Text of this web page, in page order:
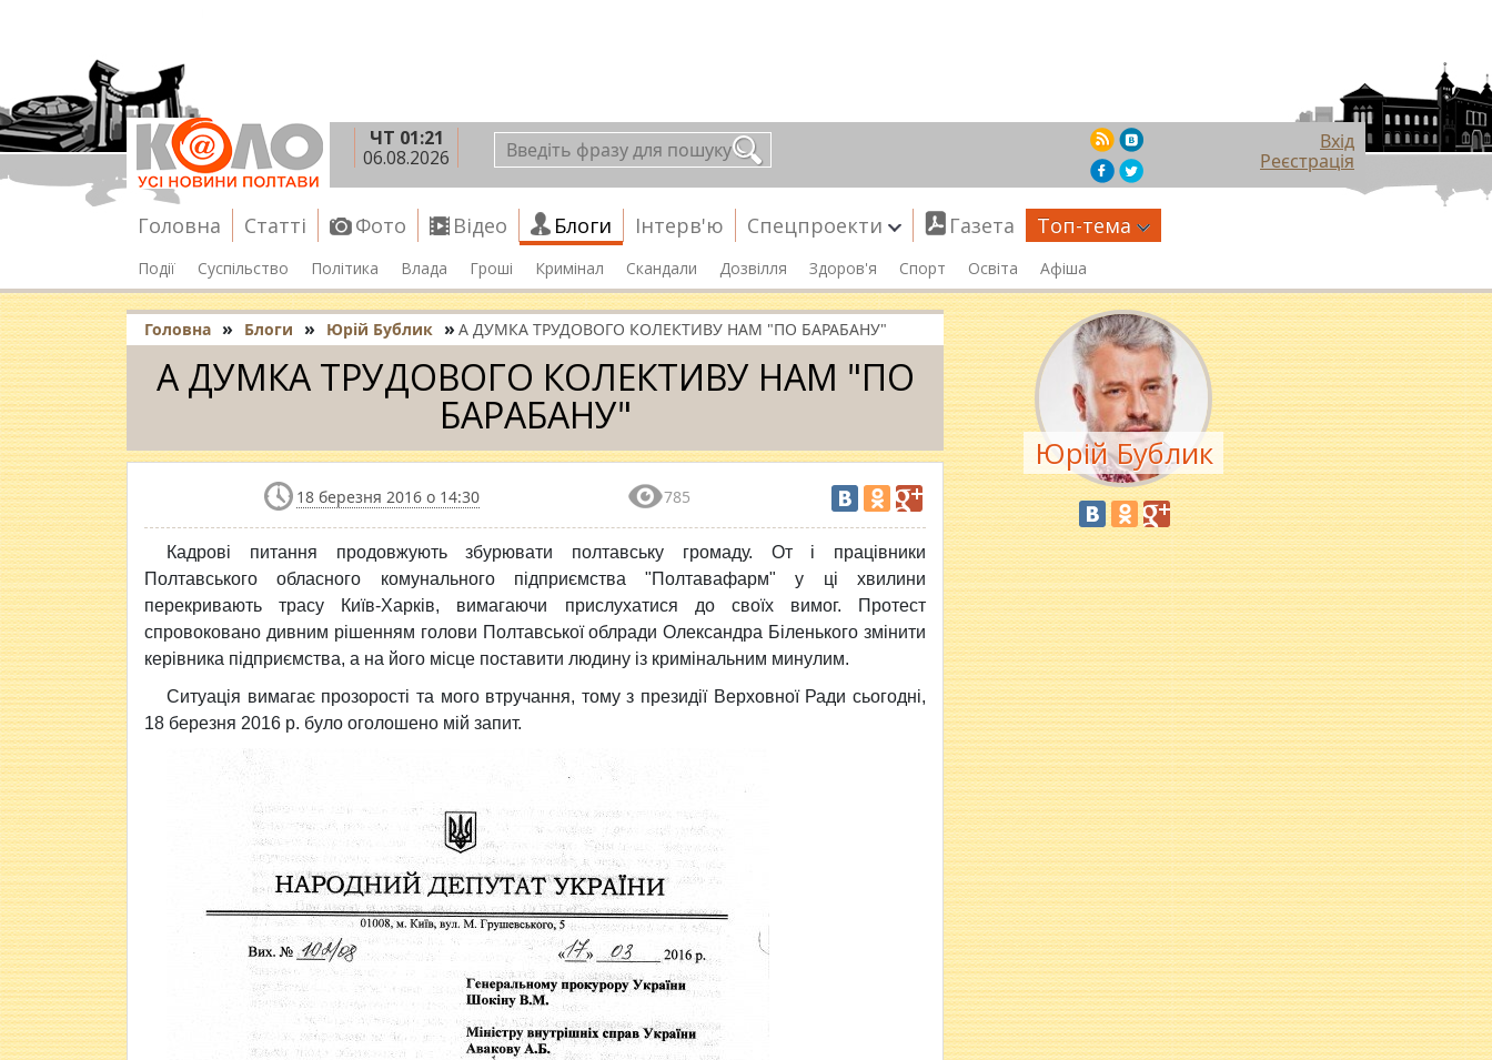
ЧТ 01:21
06.08.2026
Вхід
Реєстрація
Головна Статті Фото Відео Блоги Інтерв'ю Спецпроекти Газета Топ-тема
Події Суспільство Політика Влада Гроші Кримінал Скандали Дозвілля Здоров'я Спорт Освіта Афіша
Головна » Блоги » Юрій Бублик » А ДУМКА ТРУДОВОГО КОЛЕКТИВУ НАМ "ПО БАРАБАНУ"
А ДУМКА ТРУДОВОГО КОЛЕКТИВУ НАМ "ПО
БАРАБАНУ"
18 березня 2016 о 14:30 785
Кадрові питання продовжують збурювати полтавську громаду. От і працівники
Полтавського обласного комунального підприємства "Полтавафарм" у ці хвилини
перекривають трасу Київ-Харків, вимагаючи прислухатися до своїх вимог. Протест
спровоковано дивним рішенням голови Полтавської облради Олександра Біленького змінити
керівника підприємства, а на його місце поставити людину із кримінальним минулим.
Ситуація вимагає прозорості та мого втручання, тому з президії Верховної Ради сьогодні,
18 березня 2016 р. було оголошено мій запит.
Юрій Бублик